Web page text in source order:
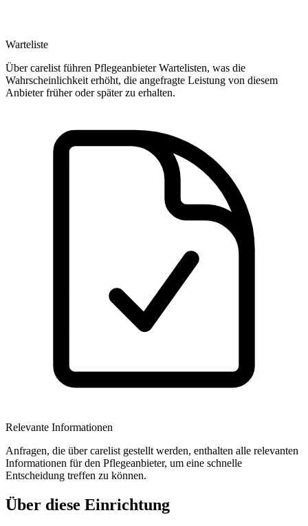
Warteliste
Über carelist führen Pflegeanbieter Wartelisten, was die
Wahrscheinlichkeit erhöht, die angefragte Leistung von diesem
Anbieter früher oder später zu erhalten.
Relevante Informationen
Anfragen, die über carelist gestellt werden, enthalten alle relevanten
Informationen für den Pflegeanbieter, um eine schnelle
Entscheidung treffen zu können.
Über diese Einrichtung